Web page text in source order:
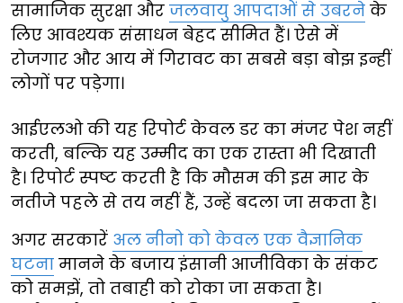
सामाजिक सुरक्षा और जलवायु आपदाओं से उबरने के
लिए आवश्यक संसाधन बेहद सीमित हैं। ऐसे में
रोजगार और आय में गिरावट का सबसे बड़ा बोझ इन्हीं
लोगों पर पड़ेगा।
आईएलओ की यह रिपोर्ट केवल डर का मंजर पेश नहीं
करती, बल्कि यह उम्मीद का एक रास्ता भी दिखाती
है। रिपोर्ट स्पष्ट करती है कि मौसम की इस मार के
नतीजे पहले से तय नहीं हैं, उन्हें बदला जा सकता है।
अगर सरकारें अल नीनो को केवल एक वैज्ञानिक
घटना मानने के बजाय इंसानी आजीविका के संकट
को समझें, तो तबाही को रोका जा सकता है।